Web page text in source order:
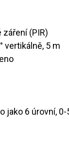
(PIR)
vertikálně, 5 m
jako 6 úrovní, 0-